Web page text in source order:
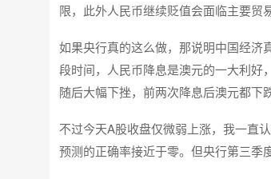
限，此外人民币继续贬值会面临主要贸
如果央行真的这么做，那说明中国经济
段时间，人民币降息是澳元的一大利好
随后大幅下挫，前两次降息后澳元都下
不过今天A股收盘仅微弱上涨，我一直
预测的正确率接近于零。但央行第三季